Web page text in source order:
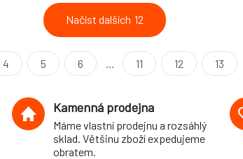
Načíst dalších 12
4 5 6 ... 11 12 13
Kamenná prodejna
Máme vlastní prodejnu a rozsáhlý
sklad. Většinu zboží expedujeme
obratem.